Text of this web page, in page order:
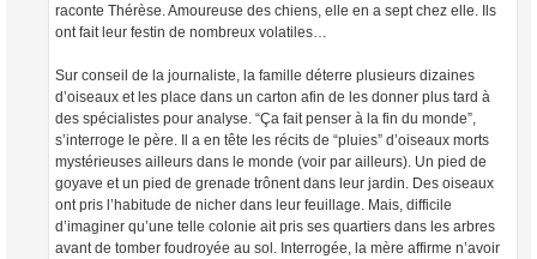
raconte Thérèse. Amoureuse des chiens, elle en a sept chez elle. Ils
ont fait leur festin de nombreux volatiles…
Sur conseil de la journaliste, la famille déterre plusieurs dizaines
d’oiseaux et les place dans un carton afin de les donner plus tard à
des spécialistes pour analyse. “Ça fait penser à la fin du monde”,
s’interroge le père. Il a en tête les récits de “pluies” d’oiseaux morts
mystérieuses ailleurs dans le monde (voir par ailleurs). Un pied de
goyave et un pied de grenade trônent dans leur jardin. Des oiseaux
ont pris l’habitude de nicher dans leur feuillage. Mais, difficile
d’imaginer qu’une telle colonie ait pris ses quartiers dans les arbres
avant de tomber foudroyée au sol. Interrogée, la mère affirme n’avoir